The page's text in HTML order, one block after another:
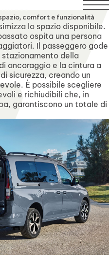
tecnica rimarrà
comfort e funzionalità
lo spazio disponibile.
ospita una persona
Il passeggero gode
stazionamento della
ancoraggio e la cintura a
sicurezza, creando un
È possibile scegliere
e richiudibili che, in
garantiscono un totale di